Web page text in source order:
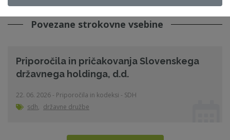
Povezane strokovne vsebine
Priporočila in pričakovanja Slovenskega
državnega holdinga, d.d.
22. 06. 2026 - Priporočila in kodeksi - SDH
sdh, državne družbe